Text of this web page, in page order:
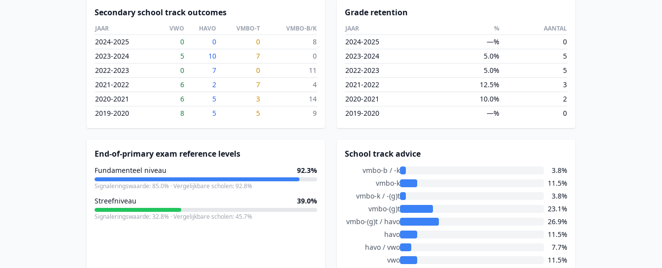
Secondary school track outcomes
JAAR VWO HAVO VMBO-T VMBO-B/K
2024-2025 0 0 0
8
2023-2024
5 10 7
0
2022-2023
0 7 0
11
2021-2022
6 2 7
4
2020-2021
6 5 3
14
2019-2020
8 5 5 9
Grade retention
JAAR % AANTAL
2024-2025 —%
0
2023-2024
5.0%
5
2022-2023
5.0%
5
2021-2022
12.5%
3
2020-2021
10.0%
2
2019-2020
—% 0
End-of-primary exam reference levels
Fundamenteel niveau 92.3%
Signaleringswaarde: 85.0% · Vergelijkbare scholen: 92.8%
Streefniveau 39.0%
Signaleringswaarde: 32.8% · Vergelijkbare scholen: 45.7%
School track advice
vmbo-b / -k
3.8%
vmbo-k
11.5%
vmbo-k / -(g)t
3.8%
vmbo-(g)t
23.1%
vmbo-(g)t / havo
26.9%
havo
11.5%
havo / vwo
7.7%
vwo
11.5%